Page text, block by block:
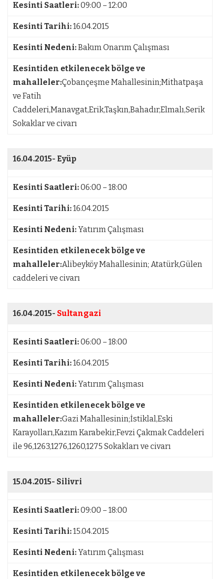
Kesinti Saatleri:09:00 – 12:00
Kesinti Tarihi:16.04.2015
Kesinti Nedeni:Bakım Onarım Çalışması
Kesintiden etkilenecek bölge ve
mahalleler:Çobançeşme Mahallesinin;Mithatpaşa
ve Fatih
Caddeleri,Manavgat,Erik,Taşkın,Bahadır,Elmalı,Serik
Sokaklar ve civarı
16.04.2015- Eyüp
Kesinti Saatleri:06:00 – 18:00
Kesinti Tarihi:16.04.2015
Kesinti Nedeni:Yatırım Çalışması
Kesintiden etkilenecek bölge ve
mahalleler:Alibeyköy Mahallesinin; Atatürk,Gülen
caddeleri ve civarı
16.04.2015- Sultangazi
Kesinti Saatleri:06:00 – 18:00
Kesinti Tarihi:16.04.2015
Kesinti Nedeni:Yatırım Çalışması
Kesintiden etkilenecek bölge ve
mahalleler:Gazi Mahallesinin;İstiklal,Eski
Karayolları,Kazım Karabekir,Fevzi Çakmak Caddeleri
ile 96,1263,1276,1260,1275 Sokakları ve civarı
15.04.2015- Silivri
Kesinti Saatleri:09:00 – 18:00
Kesinti Tarihi:15.04.2015
Kesinti Nedeni:Yatırım Çalışması
Kesintiden etkilenecek bölge ve